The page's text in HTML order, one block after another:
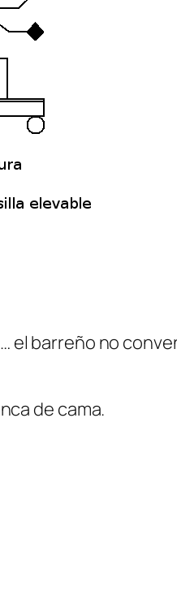
el barreño no
de cama.